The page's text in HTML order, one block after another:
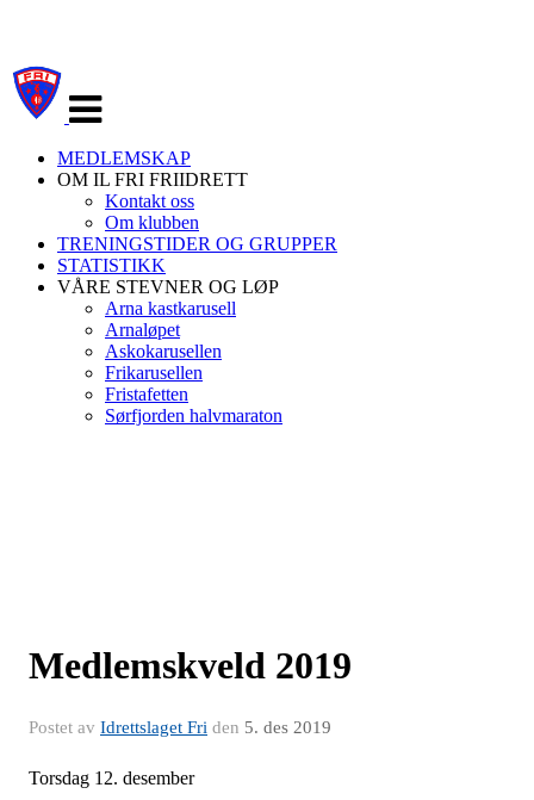
navigasjon
MEDLEMSKAP
OM IL FRI FRIIDRETT
Kontakt oss
Om klubben
TRENINGSTIDER OG GRUPPER
STATISTIKK
VÅRE STEVNER OG LØP
Arna kastkarusell
Arnaløpet
Askokarusellen
Frikarusellen
Fristafetten
Sørfjorden halvmaraton
Medlemskveld 2019
Postet av Idrettslaget Fri den 5. des 2019
Torsdag 12. desember